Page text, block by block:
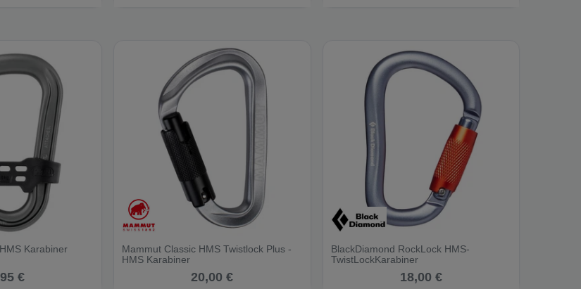
Karabiner
€
Mammut Classic HMS Twistlock Plus -
HMS Karabiner
20,00 €
BlackDiamond RockLock HMS-
TwistLockKarabiner
18,00 €